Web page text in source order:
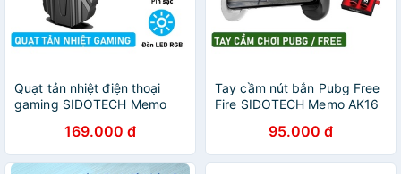
Quạt tản nhiệt điện thoại
gaming SIDOTECH Memo
game thủ chơi game mobile
pin 500mah có LED RGB
169.000 đ
Tay cầm nút bắn Pubg Free
Fire SIDOTECH Memo AK16
thoại sử dụng 4 ngón gấp
đôi tốc độ xử lý
95.000 đ